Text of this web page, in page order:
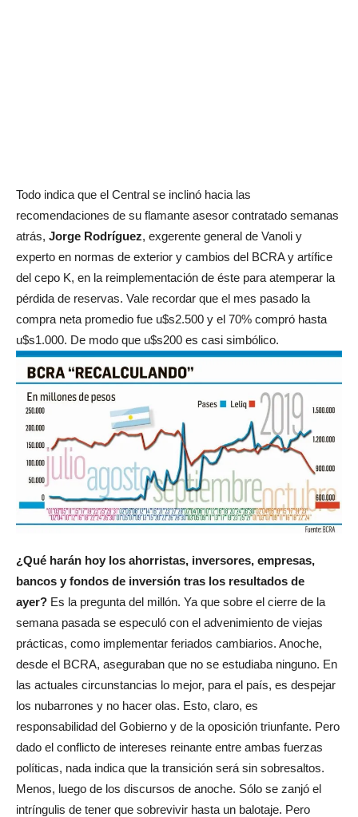
Todo indica que el Central se inclinó hacia las
recomendaciones de su flamante asesor contratado semanas
atrás, Jorge Rodríguez, exgerente general de Vanoli y
experto en normas de exterior y cambios del BCRA y artífice
del cepo K, en la reimplementación de éste para atemperar la
pérdida de reservas. Vale recordar que el mes pasado la
compra neta promedio fue u$s2.500 y el 70% compró hasta
u$s1.000. De modo que u$s200 es casi simbólico.
¿Qué harán hoy los ahorristas, inversores, empresas,
bancos y fondos de inversión tras los resultados de
ayer? Es la pregunta del millón. Ya que sobre el cierre de la
semana pasada se especuló con el advenimiento de viejas
prácticas, como implementar feriados cambiarios. Anoche,
desde el BCRA, aseguraban que no se estudiaba ninguno. En
las actuales circunstancias lo mejor, para el país, es despejar
los nubarrones y no hacer olas. Esto, claro, es
responsabilidad del Gobierno y de la oposición triunfante. Pero
dado el conflicto de intereses reinante entre ambas fuerzas
políticas, nada indica que la transición será sin sobresaltos.
Menos, luego de los discursos de anoche. Sólo se zanjó el
intríngulis de tener que sobrevivir hasta un balotaje. Pero